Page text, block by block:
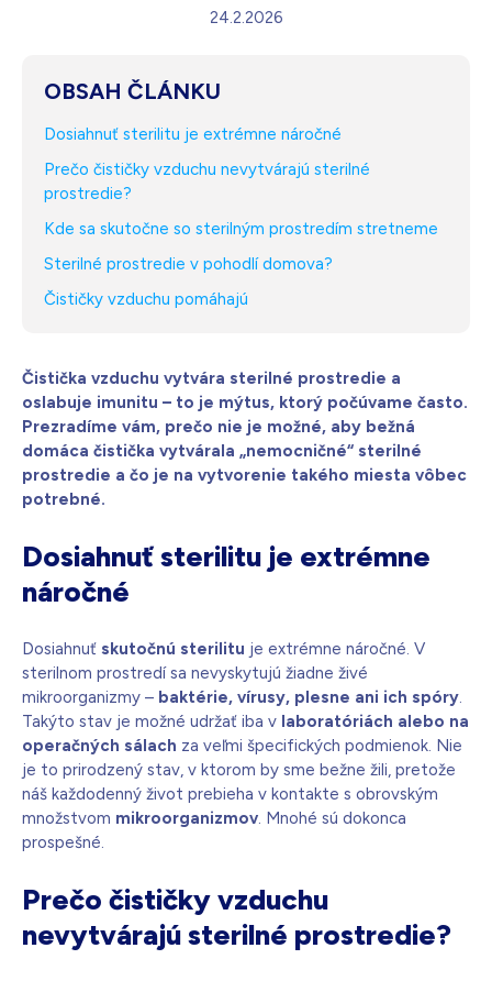
24.2.2026
OBSAH ČLÁNKU
Dosiahnuť sterilitu je extrémne náročné
Prečo čističky vzduchu nevytvárajú sterilné
prostredie?
Kde sa skutočne so sterilným prostredím stretneme
Sterilné prostredie v pohodlí domova?
Čističky vzduchu pomáhajú
Čistička vzduchu vytvára sterilné prostredie a
oslabuje imunitu – to je mýtus, ktorý počúvame často.
Prezradíme vám, prečo nie je možné, aby bežná
domáca čistička vytvárala „nemocničné“ sterilné
prostredie a čo je na vytvorenie takého miesta vôbec
potrebné.
Dosiahnuť sterilitu je extrémne
náročné
Dosiahnuť skutočnú sterilitu je extrémne náročné. V
sterilnom prostredí sa nevyskytujú žiadne živé
mikroorganizmy – baktérie, vírusy, plesne ani ich spóry.
Takýto stav je možné udržať iba v laboratóriách alebo na
operačných sálach za veľmi špecifických podmienok. Nie
je to prirodzený stav, v ktorom by sme bežne žili, pretože
náš každodenný život prebieha v kontakte s obrovským
množstvom mikroorganizmov. Mnohé sú dokonca
prospešné.
Prečo čističky vzduchu
nevytvárajú sterilné prostredie?